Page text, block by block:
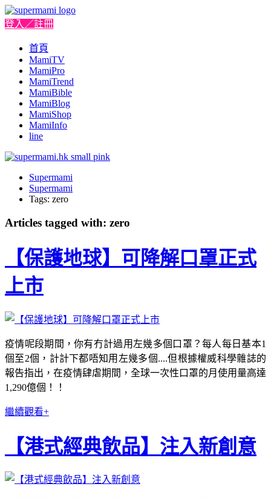
登入／註冊
首頁
MamiTV
MamiPro
MamiTrend
MamiBible
MamiBlog
MamiShop
MamiInfo
line
Supermami
Supermami
Tags: zero
Articles tagged with: zero
【保護地球】可降解口罩正式
上市
疫情呢段期間，你有冇計過用左幾多個口罩？每人每日基本1
個至2個，計計下都唔知用左幾多個....但根據權威科學雜誌的
報告指出，在疫情肆虐期間，全球一次性口罩的月使用量高達
1,290億個！！
繼續觀看+
【港式經典飲品】注入新創意